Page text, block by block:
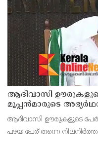
ചെറിയ
ആദിവാസി
മൂപ്പന്‍മാരുടെ
പട്ടികജാതി-
തുളസി
ആദിവാസി ഊരുകളുടെ പേര്
പഴയ പേര് തന്നെ